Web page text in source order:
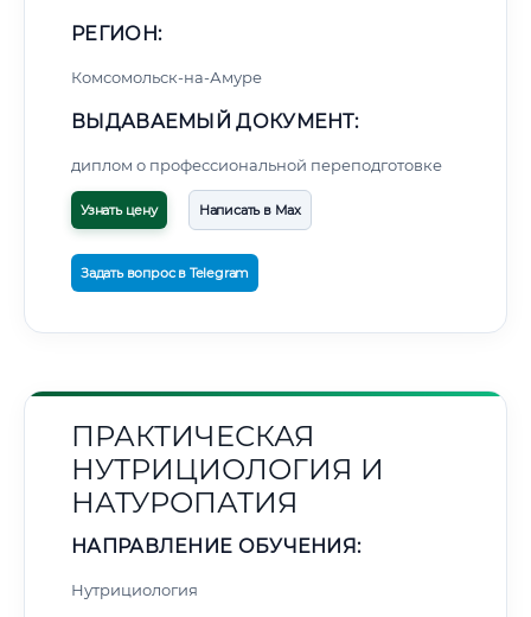
РЕГИОН:
Комсомольск-на-Амуре
ВЫДАВАЕМЫЙ ДОКУМЕНТ:
диплом о профессиональной переподготовке
Узнать цену Написать в Max
Задать вопрос в Telegram
ПРАКТИЧЕСКАЯ
НУТРИЦИОЛОГИЯ И
НАТУРОПАТИЯ
НАПРАВЛЕНИЕ ОБУЧЕНИЯ:
Нутрициология